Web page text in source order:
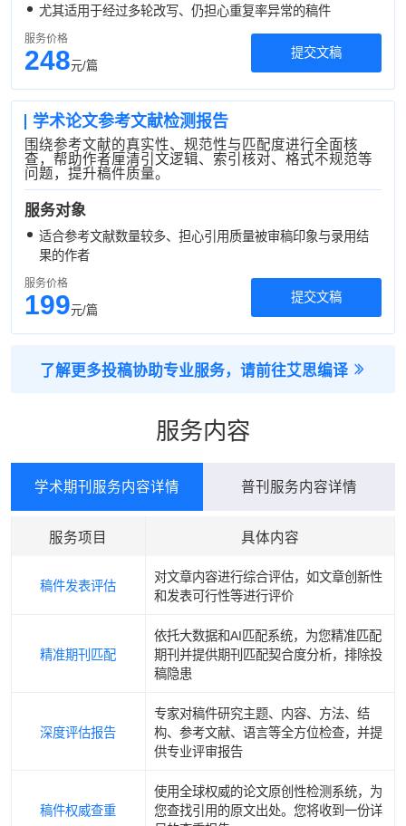
尤其适用于经过多轮改写、仍担心重复率异常的稿件
服务价格
248元/篇
提交文稿
学术论文参考文献检测报告
围绕参考文献的真实性、规范性与匹配度进行全面核
查，帮助作者厘清引文逻辑、索引核对、格式不规范等
问题，提升稿件质量。
服务对象
适合参考文献数量较多、担心引用质量被审稿印象与录用结
果的作者
服务价格
199元/篇
提交文稿
了解更多投稿协助专业服务，请前往艾思编译
服务内容
学术期刊服务内容详情 普刊服务内容详情
服务项目 具体内容
稿件发表评估
对文章内容进行综合评估，如文章创新性
和发表可行性等进行评价
精准期刊匹配
依托大数据和AI匹配系统，为您精准匹配
期刊并提供期刊匹配契合度分析，排除投
稿隐患
深度评估报告
专家对稿件研究主题、内容、方法、结
构、参考文献、语言等全方位检查，并提
供专业评审报告
稿件权威查重
使用全球权威的论文原创性检测系统，为
您查找引用的原文出处。您将收到一份详